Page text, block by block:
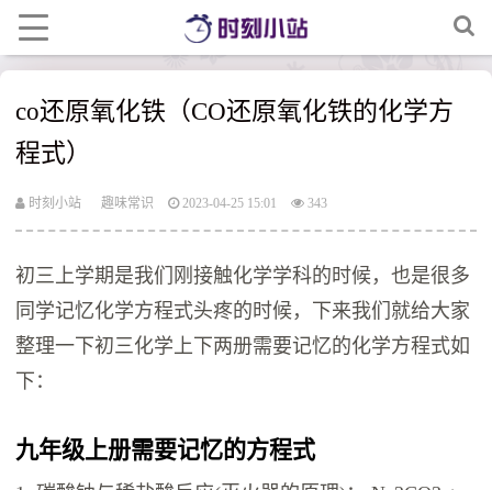
co还原氧化铁（CO还原氧化铁的化学方
程式）
时刻小站 趣味常识 2023-04-25 15:01 343
初三上学期是我们刚接触化学学科的时候，也是很多
同学记忆化学方程式头疼的时候，下来我们就给大家
整理一下初三化学上下两册需要记忆的化学方程式如
下：
九年级上册需要记忆的方程式